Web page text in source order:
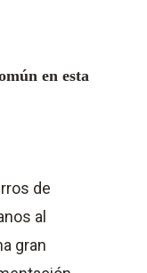
en esta
de
al
gran